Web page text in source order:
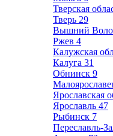
Тверская
Тверь 29
Вышний
Ржев 4
Калужская
Калуга 31
Обнинск 9
Ярославская
Ярославль 47
Рыбинск 7
Переславль-